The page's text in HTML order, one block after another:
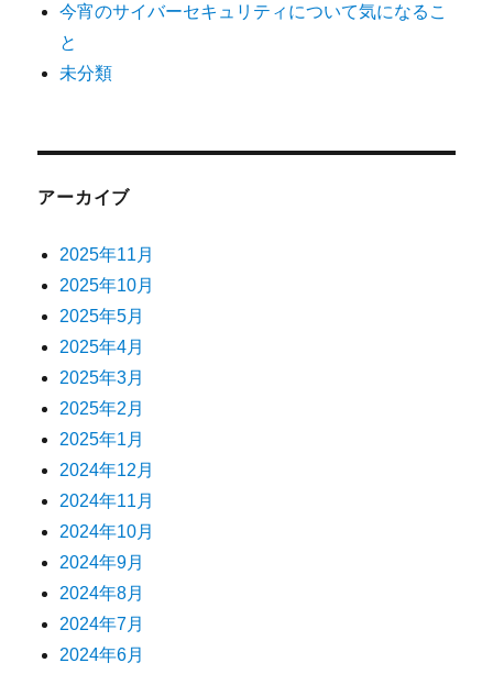
今宵のサイバーセキュリティについて気になるこ
と
未分類
アーカイブ
2025年11月
2025年10月
2025年5月
2025年4月
2025年3月
2025年2月
2025年1月
2024年12月
2024年11月
2024年10月
2024年9月
2024年8月
2024年7月
2024年6月